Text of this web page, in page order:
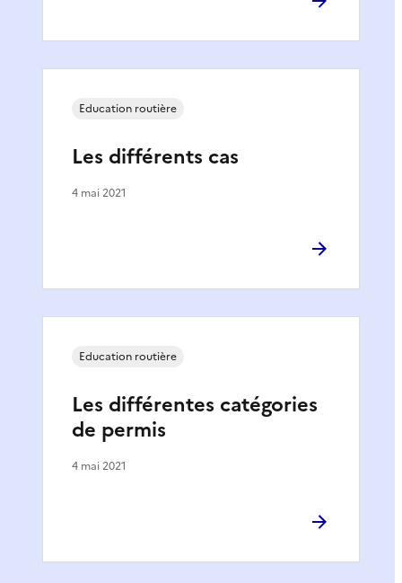
Les différents cas
Education routière
4 mai 2021
Les différentes catégories
de permis
Education routière
4 mai 2021